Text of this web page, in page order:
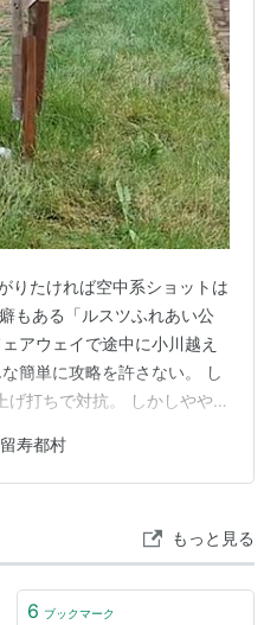
りたければ空中系ショットは
もある「ルスツふれあい公
アウェイで途中に小川越え
簡単に攻略を許さない。 し
打ちで対抗。 しかしやや引
く空中系ショットが必須、
留寿都村
もっと見る
6 ブックマーク